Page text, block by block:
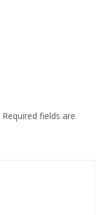
Required fields are